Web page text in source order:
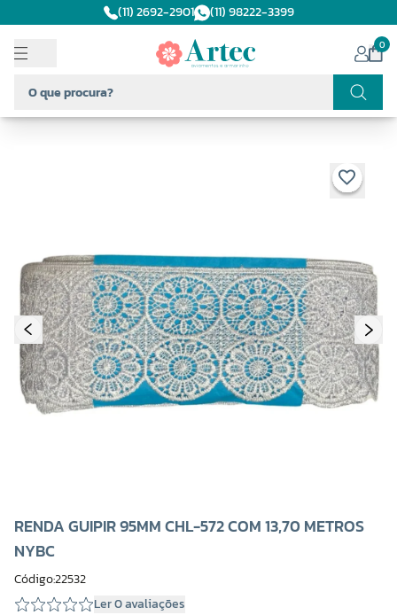
(11) 2692-2901 (11) 98222-3399
0
RENDA GUIPIR 95MM CHL-572 COM 13,70 METROS
NYBC
Código:22532
Ler 0 avaliações